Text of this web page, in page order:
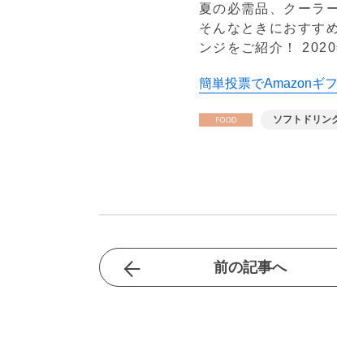
夏の必需品、クーラ
そんなときにおすす
ンジをご紹介！
簡単投票でAmazonギ
ソフトドリン
前の記事へ